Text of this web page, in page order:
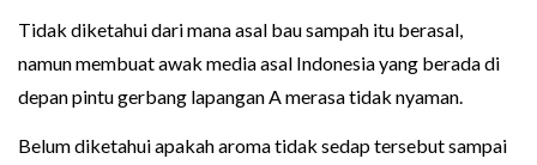
Tidak diketahui dari mana asal bau sampah itu berasal,
namun membuat awak media asal Indonesia yang berada di
depan pintu gerbang lapangan A merasa tidak nyaman.
Belum diketahui apakah aroma tidak sedap tersebut sampai